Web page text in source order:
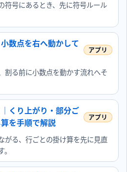
符号にあるとき、先に符号ルール
数点を右へ動かして
割る前に小数点を動かす流れへそ
くり上がり・部分ご
を手順で解説
がる、行ごとの掛け算を先に見直